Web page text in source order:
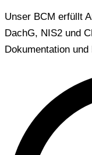
Unser BCM erfüllt
DachG, NIS2 und
Dokumentation